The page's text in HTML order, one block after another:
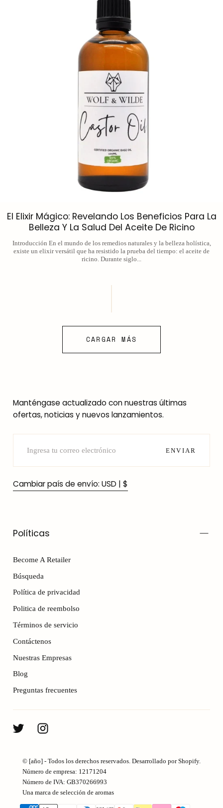
El Elixir Mágico: Revelando Los Beneficios Para La
Belleza Y La Salud Del Aceite De Ricino
Introducción En el mundo de los remedios naturales y la belleza holística,
existe un elixir versátil que ha resistido la prueba del tiempo: el aceite de
ricino. Durante siglo...
CARGAR MÁS
Manténgase actualizado con nuestras últimas
ofertas, noticias y nuevos lanzamientos.
ENVIAR
Cambiar país de envío: USD | $
Políticas
Become A Retailer
Búsqueda
Política de privacidad
Politica de reembolso
Términos de servicio
Contáctenos
Nuestras Empresas
Blog
Preguntas frecuentes
© [año] - Todos los derechos reservados. Desarrollado por Shopify.
Número de empresa: 12171204
Número de IVA: GB370266993
Una marca de selección de aromas
{"title"=>"Métodos